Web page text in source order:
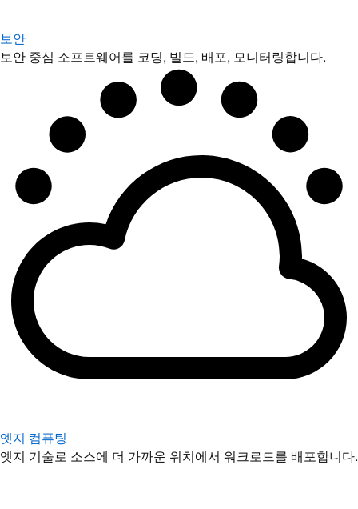
보안
보안 중심 소프트웨어를 코딩, 빌드, 배포, 모니터링합니다.
엣지 컴퓨팅
엣지 기술로 소스에 더 가까운 위치에서 워크로드를 배포합니다.